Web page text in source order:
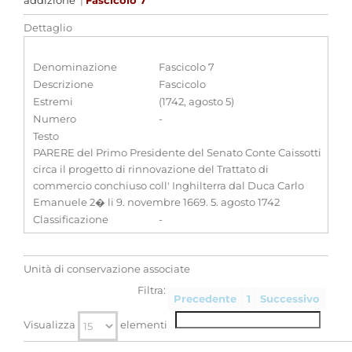
Dettaglio
Denominazione
Fascicolo 7
Descrizione
Fascicolo
Estremi
(1742, agosto 5)
Numero
-
Testo
PARERE del Primo Presidente del Senato Conte Caissotti
circa il progetto di rinnovazione del Trattato di
commercio conchiuso coll' Inghilterra dal Duca Carlo
Emanuele 2� li 9. novembre 1669. 5. agosto 1742
Classificazione
-
Unità di conservazione associate
Precedente 1 Successivo
Visualizza elementi
Filtra: